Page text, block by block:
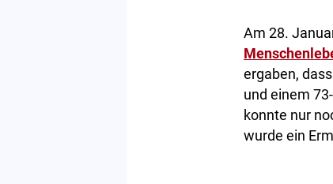
Am 28.
ergaben,
und einem
konnte nur
wurde ein